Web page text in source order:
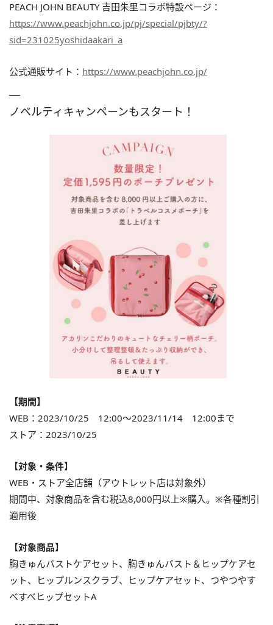
PEACH JOHN BEAUTY 吉田朱里コラボ特設ページ：
https://www.peachjohn.co.jp/pj/special/pjbty/?
sid=231025yoshidaakari_a
公式通販サイト： https://www.peachjohn.co.jp/
ノベルティキャンペーンもスタート！
【期間】
WEB：2023/10/25 12:00～2023/11/14 12:00まで
ストア：2023/10/25
【対象・条件】
WEB・ストア全店舗（アウトレット店は対象外）
期間中、対象商品を含む税込8,000円以上※購入。※各種割引
適用後
【対象商品】
胸きゅんバストケアセット、胸きゅんバスト＆ヒップケアセ
ット、ヒップルンスクラブ、ヒップケアセット、つやつやす
べすべヒップセットA